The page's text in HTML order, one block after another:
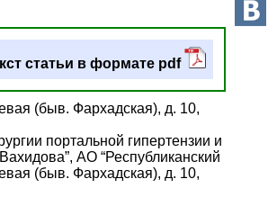
статьи в формате pdf
(быв. Фархадская), д. 10,
портальной гипертензии и
АО “Республиканский
(быв. Фархадская), д. 10,